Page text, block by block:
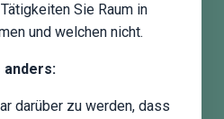
Sie Raum in
und welchen nicht.
anders:
darüber zu werden, dass